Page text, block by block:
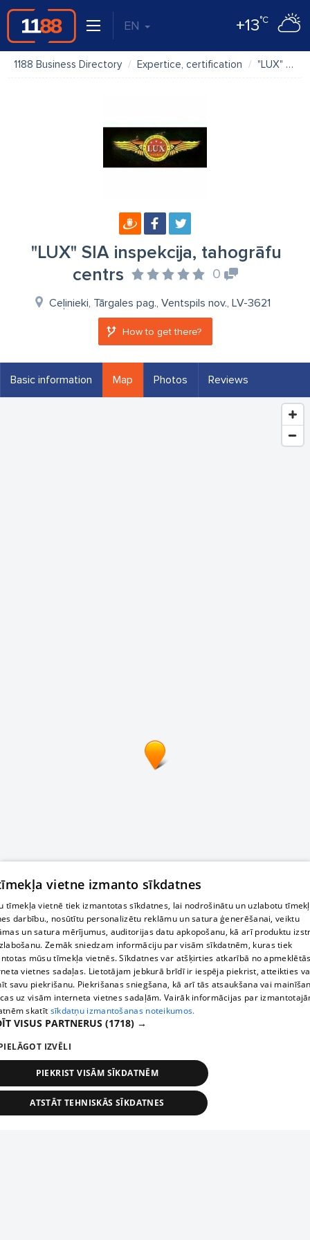
EN +13°C
1188 Business Directory Expertice, certification "LUX" SIA inspekcija, tahogrāfu centrs
"LUX" SIA inspekcija, tahogrāfu
centrs
0
Ceļinieki, Tārgales pag., Ventspils nov., LV-3621
How to get there?
Basic information Map Photos Reviews
vietne izmanto sīkdatnes
tīmekļa vietnē tiek izmantotas sīkdatnes, lai nodrošinātu un uzlabotu
darbību., nosūtītu personalizētu reklāmu un satura ģenerēšanai, veiktu
un satura mērījumus, auditorijas datu apkopošanu, kā arī produktu
Zemāk sniedzam informāciju par visām sīkdatnēm, kuras tiek
mūsu tīmekļa vietnēs. Sīkdatnes var atšķirties atkarībā no
vietnes sadaļas. Lietotājam jebkurā brīdī ir iespēja piekrist, atteikties
savu piekrišanu. Piekrišanas sniegšana, kā arī tās atsaukšana vai
uz visām interneta vietnes sadaļām. Vairāk informācijas par
skatīt sīkdatņu izmantošanas noteikumos.
VISUS PARTNERUS (1718) →
IZVĒLI
PIEKRIST VISĀM SĪKDATNĒM
ATSTĀT TEHNISKĀS SĪKDATNES